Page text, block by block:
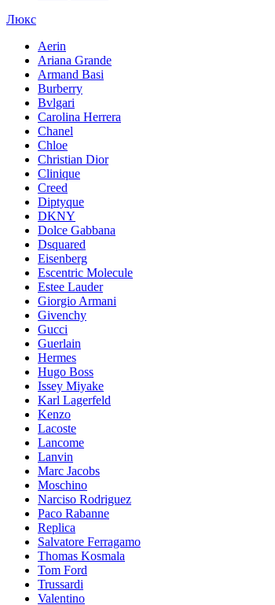
Люкс
Aerin
Ariana Grande
Armand Basi
Burberry
Bvlgari
Carolina Herrera
Chanel
Chloe
Christian Dior
Clinique
Creed
Diptyque
DKNY
Dolce Gabbana
Dsquared
Eisenberg
Escentric Molecule
Estee Lauder
Giorgio Armani
Givenchy
Gucci
Guerlain
Hermes
Hugo Boss
Issey Miyake
Karl Lagerfeld
Kenzo
Lacoste
Lancome
Lanvin
Marc Jacobs
Moschino
Narciso Rodriguez
Paco Rabanne
Replica
Salvatore Ferragamo
Thomas Kosmala
Tom Ford
Trussardi
Valentino